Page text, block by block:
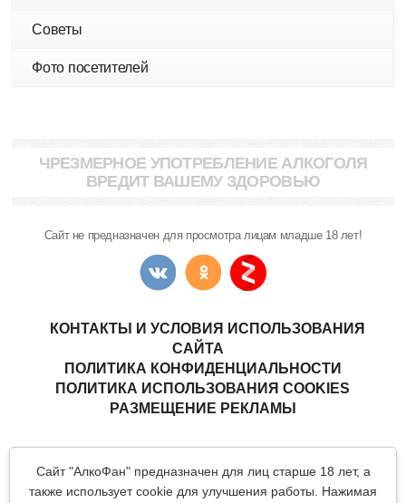
Сайт "АлкоФан" предназначен для лиц старше 18 лет, а
также использует cookie для улучшения работы. Нажимая
Советы
Фото посетителей
ЧРЕЗМЕРНОЕ УПОТРЕБЛЕНИЕ АЛКОГОЛЯ
ВРЕДИТ ВАШЕМУ ЗДОРОВЬЮ
Сайт не предназначен для просмотра лицам младше 18 лет!
КОНТАКТЫ И УСЛОВИЯ ИСПОЛЬЗОВАНИЯ
САЙТА
ПОЛИТИКА КОНФИДЕНЦИАЛЬНОСТИ
ПОЛИТИКА ИСПОЛЬЗОВАНИЯ COOKIES
РАЗМЕЩЕНИЕ РЕКЛАМЫ
напитков.
Все материалы данного сайта являются объектами авторского